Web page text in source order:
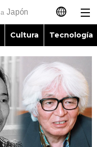
日本語
English
简体字
繁體字
Français
Cultura Tecnología